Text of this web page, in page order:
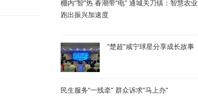
棚内“智”热 春潮带“电” 通城关刀镇：智慧农业
跑出振兴加速度
“楚超”咸宁球星分享成长故事
民生服务“一线牵” 群众诉求“马上办”